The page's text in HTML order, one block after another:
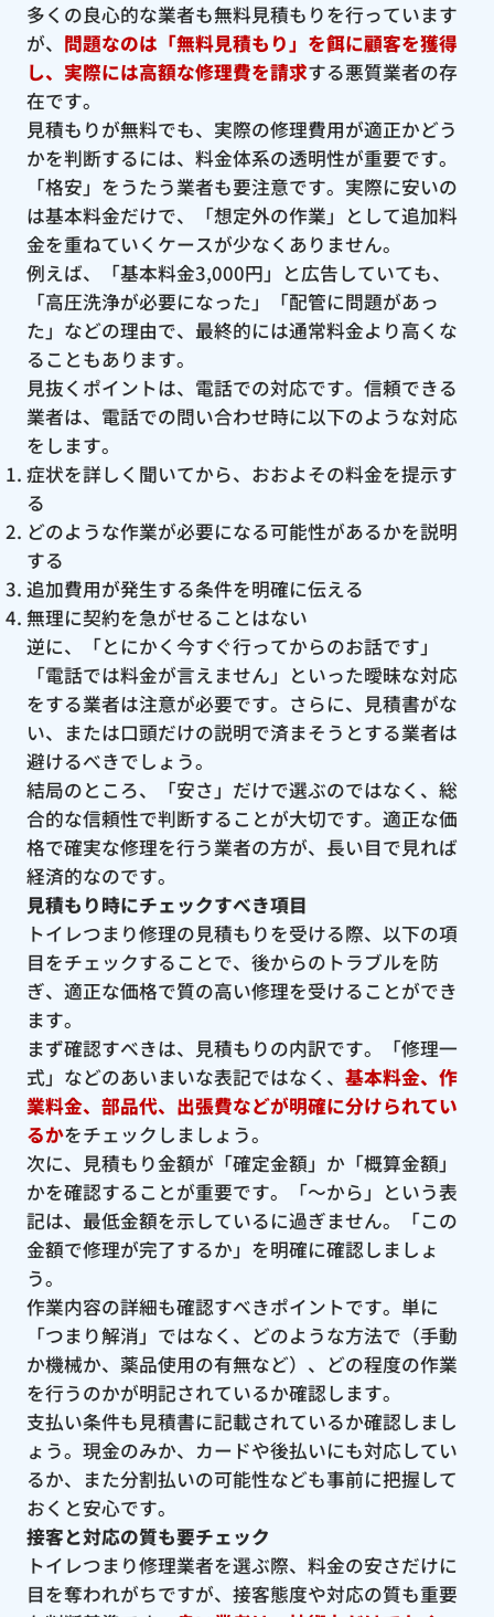
多くの良心的な業者も無料見積もりを行っています
が、 問題なのは「無料見積もり」を餌に顧客を獲得
し、実際には高額な修理費を請求する悪質業者の存
在です。
見積もりが無料でも、実際の修理費用が適正かどう
かを判断するには、料金体系の透明性が重要です。
「格安」をうたう業者も要注意です。実際に安いの
は基本料金だけで、「想定外の作業」として追加料
金を重ねていくケースが少なくありません。
例えば、「基本料金3,000円」と広告していても、
「高圧洗浄が必要になった」「配管に問題があっ
た」などの理由で、最終的には通常料金より高くな
ることもあります。
見抜くポイントは、電話での対応です。信頼できる
業者は、電話での問い合わせ時に以下のような対応
をします。
症状を詳しく聞いてから、おおよその料金を提示す
る
どのような作業が必要になる可能性があるかを説明
する
追加費用が発生する条件を明確に伝える
無理に契約を急がせることはない
逆に、「とにかく今すぐ行ってからのお話です」
「電話では料金が言えません」といった曖昧な対応
をする業者は注意が必要です。さらに、見積書がな
い、または口頭だけの説明で済まそうとする業者は
避けるべきでしょう。
結局のところ、「安さ」だけで選ぶのではなく、総
合的な信頼性で判断することが大切です。適正な価
格で確実な修理を行う業者の方が、長い目で見れば
経済的なのです。
見積もり時にチェックすべき項目
トイレつまり修理の見積もりを受ける際、以下の項
目をチェックすることで、後からのトラブルを防
ぎ、適正な価格で質の高い修理を受けることができ
ます。
まず確認すべきは、見積もりの内訳です。「修理一
式」などのあいまいな表記ではなく、 基本料金、作
業料金、部品代、出張費などが明確に分けられてい
るかをチェックしましょう。
次に、見積もり金額が「確定金額」か「概算金額」
かを確認することが重要です。「〜から」という表
記は、最低金額を示しているに過ぎません。「この
金額で修理が完了するか」を明確に確認しましょ
う。
作業内容の詳細も確認すべきポイントです。単に
「つまり解消」ではなく、どのような方法で（手動
か機械か、薬品使用の有無など）、どの程度の作業
を行うのかが明記されているか確認します。
支払い条件も見積書に記載されているか確認しまし
ょう。現金のみか、カードや後払いにも対応してい
るか、また分割払いの可能性なども事前に把握して
おくと安心です。
接客と対応の質も要チェック
トイレつまり修理業者を選ぶ際、料金の安さだけに
目を奪われがちですが、接客態度や対応の質も重要